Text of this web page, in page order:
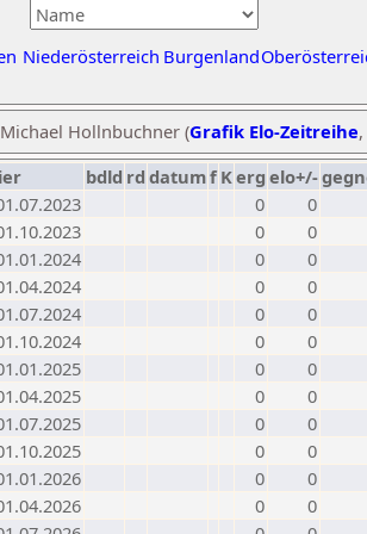
Niederösterreich Burgenland
Hollnbuchner (Grafik Elo-Zeitreihe,
bdld rd datumf Kerg elo+/-
0
0
0
0
0
0
0
0
0
0
0
0
0
0
0
0
0
0
0
0
0
0
0
0